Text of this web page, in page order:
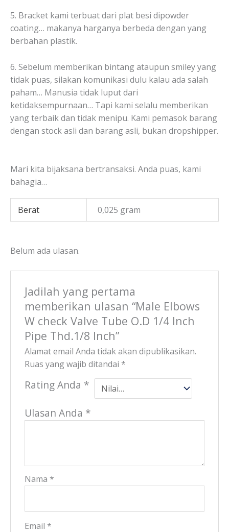
5. Bracket kami terbuat dari plat besi dipowder
coating… makanya harganya berbeda dengan yang
berbahan plastik.
6. Sebelum memberikan bintang ataupun smiley yang
tidak puas, silakan komunikasi dulu kalau ada salah
paham… Manusia tidak luput dari
ketidaksempurnaan… Tapi kami selalu memberikan
yang terbaik dan tidak menipu. Kami pemasok barang
dengan stock asli dan barang asli, bukan dropshipper.
Mari kita bijaksana bertransaksi. Anda puas, kami
bahagia…
Berat 0,025 gram
Belum ada ulasan.
Jadilah yang pertama
memberikan ulasan “Male Elbows
W check Valve Tube O.D 1/4 Inch
Pipe Thd.1/8 Inch”
Alamat email Anda tidak akan dipublikasikan.
Ruas yang wajib ditandai *
Rating Anda *
Ulasan Anda *
Nama *
Email *